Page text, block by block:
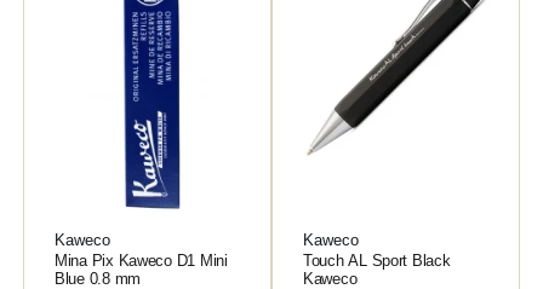
Kaweco
Mina Pix Kaweco D1 Mini
Blue 0.8 mm
Kaweco
Touch AL Sport Black
Kaweco